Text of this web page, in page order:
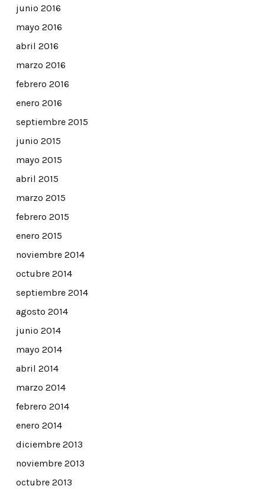
junio 2016
mayo 2016
abril 2016
marzo 2016
febrero 2016
enero 2016
septiembre 2015
junio 2015
mayo 2015
abril 2015
marzo 2015
febrero 2015
enero 2015
noviembre 2014
octubre 2014
septiembre 2014
agosto 2014
junio 2014
mayo 2014
abril 2014
marzo 2014
febrero 2014
enero 2014
diciembre 2013
noviembre 2013
octubre 2013